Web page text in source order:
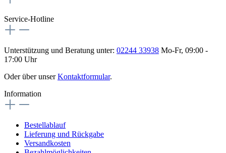
Service-Hotline
Unterstützung und Beratung unter: 02244 33938 Mo-Fr, 09:00 -
17:00 Uhr
Oder über unserKontaktformular.
Information
Bestellablauf
Lieferung und Rückgabe
Versandkosten